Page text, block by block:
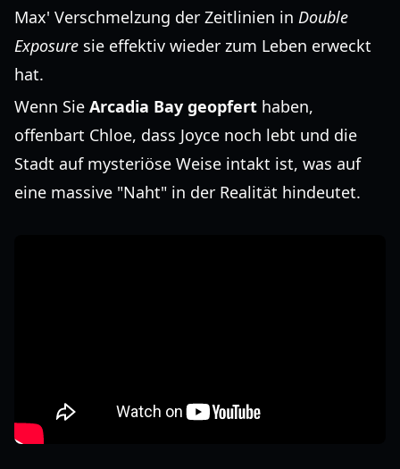
Max' Verschmelzung der Zeitlinien in Double
Exposure sie effektiv wieder zum Leben erweckt
hat.
Wenn Sie Arcadia Bay geopfert haben,
offenbart Chloe, dass Joyce noch lebt und die
Stadt auf mysteriöse Weise intakt ist, was auf
eine massive "Naht" in der Realität hindeutet.